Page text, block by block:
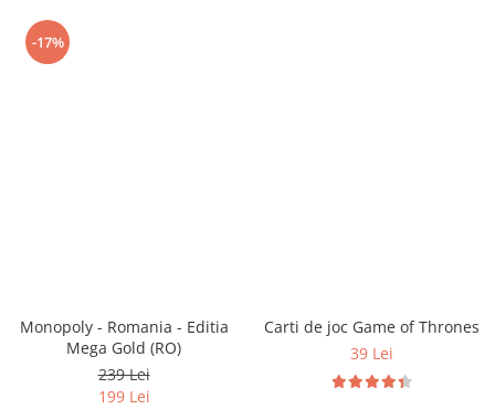
Jocuri de societate in limba
romana
Vezi toate jocurile de societate
-17%
Monopoly - Romania - Editia
Mega Gold (RO)
239 Lei
199 Lei
Carti de joc Game of Thrones
39 Lei